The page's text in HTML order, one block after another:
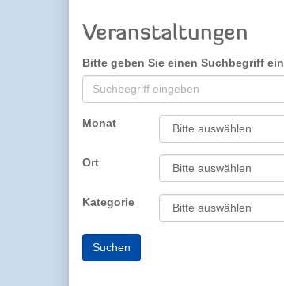
Veranstaltungen
Bitte geben Sie einen Suchbegriff ein
Monat
Ort
Kategorie